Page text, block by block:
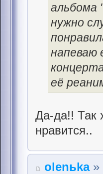
альбома
нужно
напеваю
её
Да-да!! Так
нравится..
olenьka»